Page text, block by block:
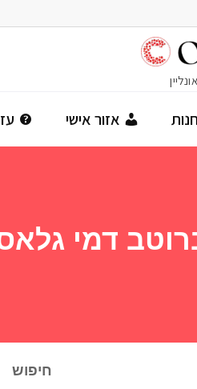
אזור אישי
דמי
חיפוש